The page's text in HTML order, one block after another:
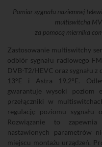
Pomiar sygnału naziemnej
multiswitcha
za pomocą miernika
Zastosowanie multiswitchy
odbiór sygnału radiowego
DVB-T2/HEVC oraz sygnału
13°E i Astra 19,2°E.
gwarantuje wysoki poziom
przełączniki w
regulację poziomu sygnału
Rozwiązanie to
nastawionych parametrów
miejscu montażu urządzeń.